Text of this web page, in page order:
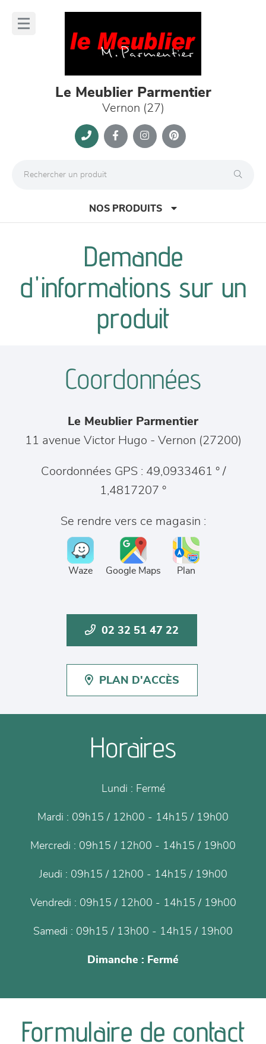
Le Meublier Parmentier
Vernon (27)
NOS PRODUITS
canapés et fauteuils
séjours
meubles de complément
chambres et dressing
décoration
Demande
d'informations sur un
produit
Coordonnées
Le Meublier Parmentier
11 avenue Victor Hugo - Vernon (27200)
Coordonnées GPS : 49,0933461 ° /
1,4817207 °
Se rendre vers ce magasin :
Waze Google Maps Plan
02 32 51 47 22
PLAN D'ACCÈS
Horaires
Lundi : Fermé
Mardi : 09h15 / 12h00 - 14h15 / 19h00
Mercredi : 09h15 / 12h00 - 14h15 / 19h00
Jeudi : 09h15 / 12h00 - 14h15 / 19h00
Vendredi : 09h15 / 12h00 - 14h15 / 19h00
Samedi : 09h15 / 13h00 - 14h15 / 19h00
Dimanche : Fermé
Formulaire de contact